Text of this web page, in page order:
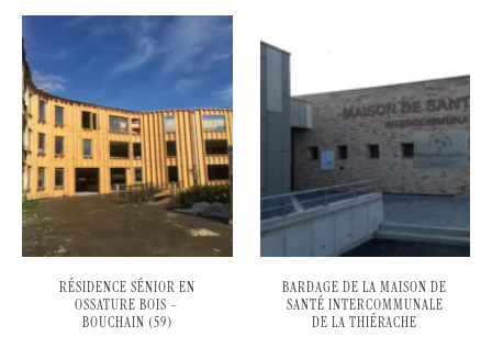
RÉSIDENCE SÉNIOR EN
OSSATURE BOIS –
BOUCHAIN (59)
BARDAGE DE LA MAISON DE
SANTÉ INTERCOMMUNALE
DE LA THIÉRACHE